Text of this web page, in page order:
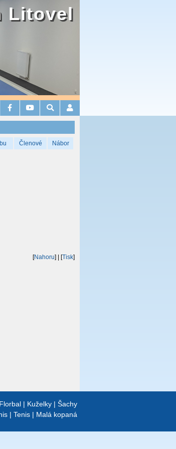
Litovel
Členové Nábor
[Nahoru] | [Tisk]
Florbal | Kuželky | Šachy
| Tenis | Malá kopaná